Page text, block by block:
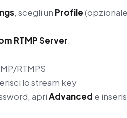
, scegli un Profile
RTMP Server.
RTMPS
lo stream key
apriAdvanced e